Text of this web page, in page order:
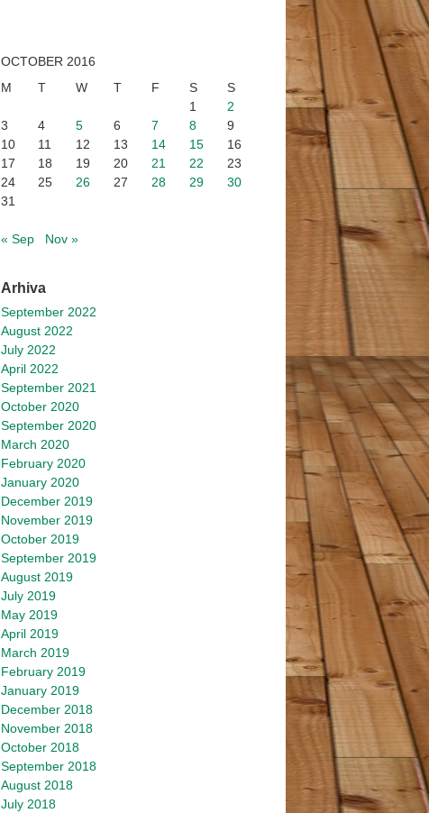
OCTOBER 2016
M
T W T F S
S
1
2
3
4 5 6 7 8
9
10
11 12 13 14 15
16
17
18 19 20 21 22
23
24
25 26 27 28 29
30
31
« Sep Nov »
Arhiva
September 2022
August 2022
July 2022
April 2022
September 2021
October 2020
September 2020
March 2020
February 2020
January 2020
December 2019
November 2019
October 2019
September 2019
August 2019
July 2019
May 2019
April 2019
March 2019
February 2019
January 2019
December 2018
November 2018
October 2018
September 2018
August 2018
July 2018